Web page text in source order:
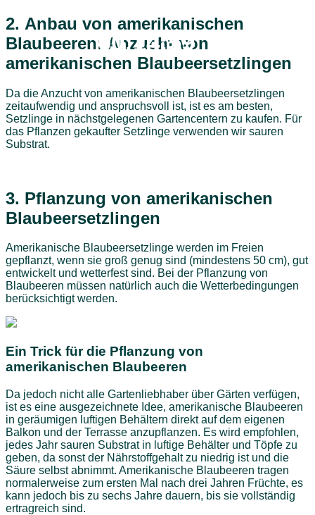
2. Anbau von amerikanischen
Blaubeeren: Anzucht von
amerikanischen Blaubeersetzlingen
Da die Anzucht von amerikanischen Blaubeersetzlingen
zeitaufwendig und anspruchsvoll ist, ist es am besten,
Setzlinge in nächstgelegenen Gartencentern zu kaufen. Für
das Pflanzen gekaufter Setzlinge verwenden wir sauren
Substrat.
3. Pflanzung von amerikanischen
Blaubeersetzlingen
Amerikanische Blaubeersetzlinge werden im Freien
gepflanzt, wenn sie groß genug sind (mindestens 50 cm), gut
entwickelt und wetterfest sind. Bei der Pflanzung von
Blaubeeren müssen natürlich auch die Wetterbedingungen
berücksichtigt werden.
Ein Trick für die Pflanzung von
amerikanischen Blaubeeren
Da jedoch nicht alle Gartenliebhaber über Gärten verfügen,
ist es eine ausgezeichnete Idee, amerikanische Blaubeeren
in geräumigen luftigen Behältern direkt auf dem eigenen
Balkon und der Terrasse anzupflanzen. Es wird empfohlen,
jedes Jahr sauren Substrat in luftige Behälter und Töpfe zu
geben, da sonst der Nährstoffgehalt zu niedrig ist und die
Säure selbst abnimmt. Amerikanische Blaubeeren tragen
normalerweise zum ersten Mal nach drei Jahren Früchte, es
kann jedoch bis zu sechs Jahre dauern, bis sie vollständig
ertragreich sind.
00:14:59